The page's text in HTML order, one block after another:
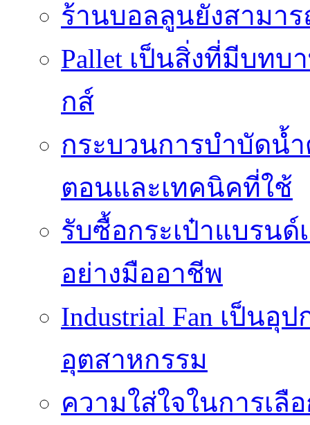
ร้านบอลลูนยังสามาร
Pallet เป็นสิ่งที่มีบท
กส์
กระบวนการบำบัดน้
ตอนและเทคนิคที่ใช้
รับซื้อกระเป๋าแบรนด์
อย่างมืออาชีพ
Industrial Fan เป็น
อุตสาหกรรม
ความใส่ใจในการเ